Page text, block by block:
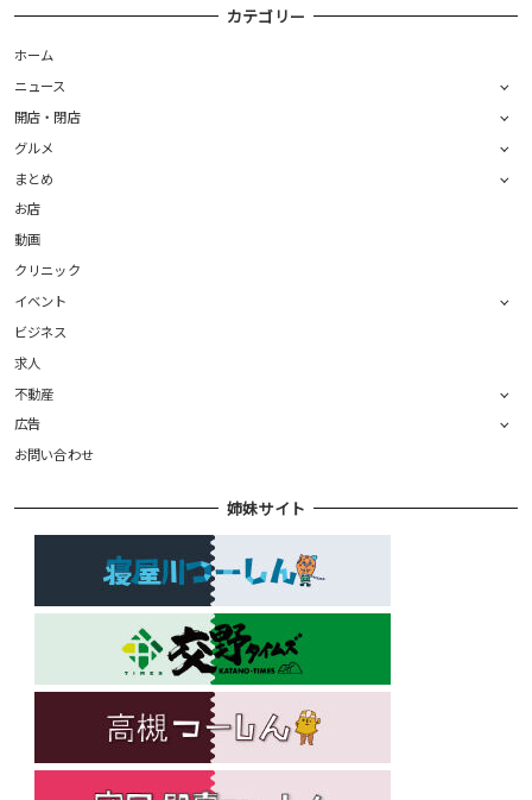
カテゴリー
ホーム
ニュース
開店・閉店
グルメ
まとめ
お店
動画
クリニック
イベント
ビジネス
求人
不動産
広告
お問い合わせ
姉妹サイト